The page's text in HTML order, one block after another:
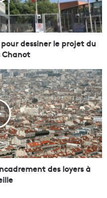
dessiner le projet du
des loyers à